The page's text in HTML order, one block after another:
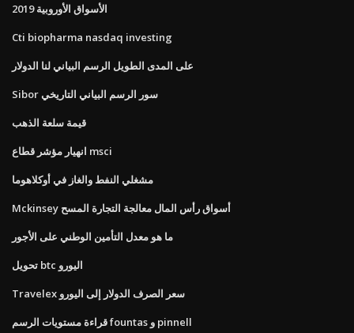
الأسواق الأوروبية 2019
Cti biopharma nasdaq investing
على المدى الطويل الرسم البياني لنا الدولار
Sibor سور الرسم البياني التاريخي
قيمة سلعة الذهب
انهيار مؤشر قطاع msci
مشغلي النفط والغاز في أوكلاهوما
Mckinsey أسواق رأس المال معالجة التجارة المسح
ما هو معدل التأمين الوطني على الأجور
تحويل btc اليورو
Travelex سعر الصرف الدولار إلى اليورو
قراءة مستويات الرسم fountas و pinnell